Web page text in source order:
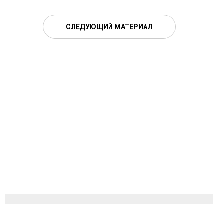
СЛЕДУЮЩИЙ МАТЕРИАЛ